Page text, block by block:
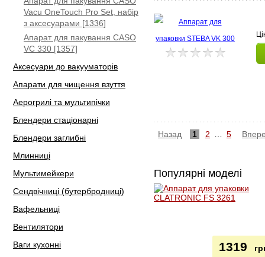
Vacu OneTouch Pro Set, набір
з аксесуарами [1336]
Апарат для пакування CASO
VC 330 [1357]
Аксесуари до вакууматорів
Апарати для чищення взуття
Аерогрилі та мультипічки
Блендери стаціонарні
Блендери заглибні
Млинниці
Мультимейкери
Сендвічниці (бутербродниці)
Вафельниці
Вентилятори
Ваги кухонні
Назад 1 2 5
Популярні моделі
1319